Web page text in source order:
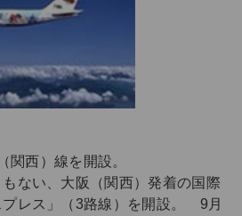
関西）線を開設。
ない、大阪（関西）発着の国際
レス」（3路線）を開設。 9月